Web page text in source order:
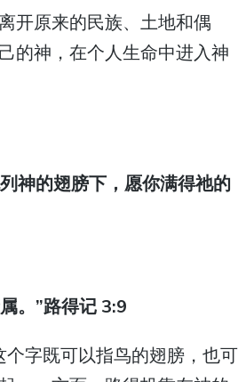
开原来的民族、土地和偶
的神，在个人生命中进入神
神的翅膀下，愿你满得祂的
。”路得记 3:9